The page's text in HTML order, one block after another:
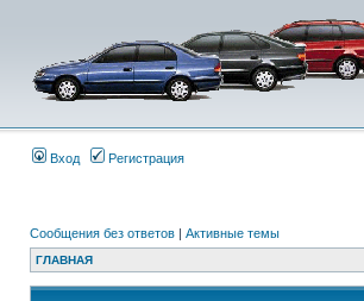
Вход Регистрация
Сообщения без ответов | Активные темы
ГЛАВНАЯ